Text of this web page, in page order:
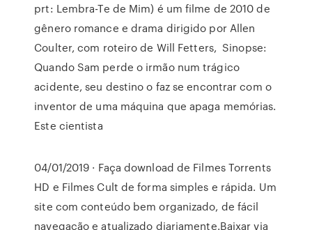
prt: Lembra-Te de Mim) é um filme de 2010 de
gênero romance e drama dirigido por Allen
Coulter, com roteiro de Will Fetters, Sinopse:
Quando Sam perde o irmão num trágico
acidente, seu destino o faz se encontrar com o
inventor de uma máquina que apaga memórias.
Este cientista
04/01/2019 · Faça download de Filmes Torrents
HD e Filmes Cult de forma simples e rápida. Um
site com conteúdo bem organizado, de fácil
navegação e atualizado diariamente.Baixar via